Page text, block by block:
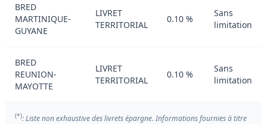
BRED
MARTINIQUE-
GUYANE
LIVRET
TERRITORIAL
0.10 %
Sans
limitation
BRED
REUNION-
MAYOTTE
LIVRET
TERRITORIAL
0.10 %
Sans
limitation
(*): Liste non exhaustive des livrets épargne. Informations fournies à titre